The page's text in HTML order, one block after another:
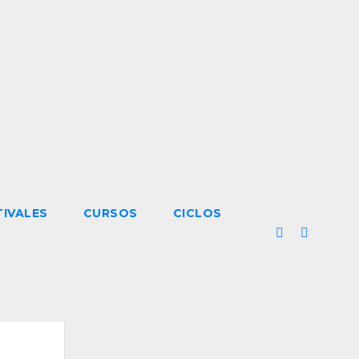
CURSOS CICLOS